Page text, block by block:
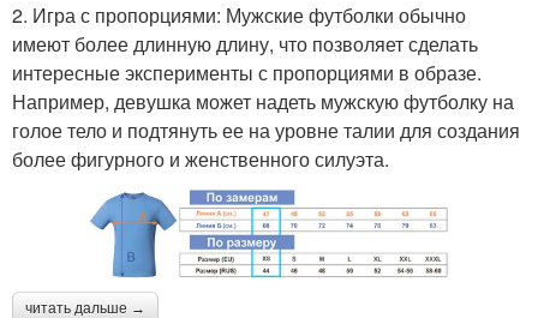
2. Игра с пропорциями: Мужские футболки обычно
имеют более длинную длину, что позволяет сделать
интересные эксперименты с пропорциями в образе.
Например, девушка может надеть мужскую футболку на
голое тело и подтянуть ее на уровне талии для создания
более фигурного и женственного силуэта.
читать дальше →